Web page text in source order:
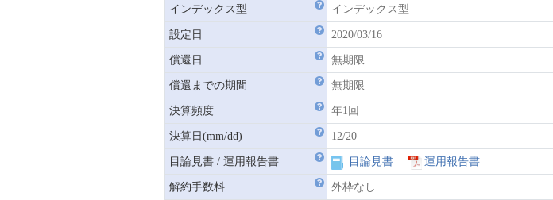
インデックス型 インデックス型
設定日 2020/03/16
償還日 無期限
償還までの期間 無期限
決算頻度 年1回
決算日(mm/dd) 12/20
目論見書 / 運用報告書 目論見書 運用報告書
解約手数料 外枠なし